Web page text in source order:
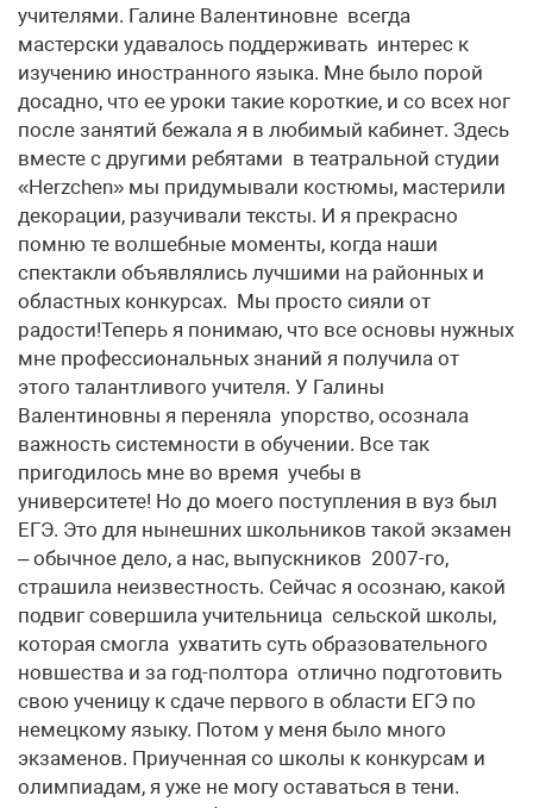
учителями. Галине Валентиновне всегда
мастерски удавалось поддерживать интерес к
изучению иностранного языка. Мне было порой
досадно, что ее уроки такие короткие, и со всех ног
после занятий бежала я в любимый кабинет. Здесь
вместе с другими ребятами в театральной студии
«Herzchen» мы придумывали костюмы, мастерили
декорации, разучивали тексты. И я прекрасно
помню те волшебные моменты, когда наши
спектакли объявлялись лучшими на районных и
областных конкурсах. Мы просто сияли от
радости!Теперь я понимаю, что все основы нужных
мне профессиональных знаний я получила от
этого талантливого учителя. У Галины
Валентиновны я переняла упорство, осознала
важность системности в обучении. Все так
пригодилось мне во время учебы в
университете! Но до моего поступления в вуз был
ЕГЭ. Это для нынешних школьников такой экзамен
– обычное дело, а нас, выпускников 2007-го,
страшила неизвестность. Сейчас я осознаю, какой
подвиг совершила учительница сельской школы,
которая смогла ухватить суть образовательного
новшества и за год-полтора отлично подготовить
свою ученицу к сдаче первого в области ЕГЭ по
немецкому языку. Потом у меня было много
экзаменов. Приученная со школы к конкурсам и
олимпиадам, я уже не могу оставаться в тени.